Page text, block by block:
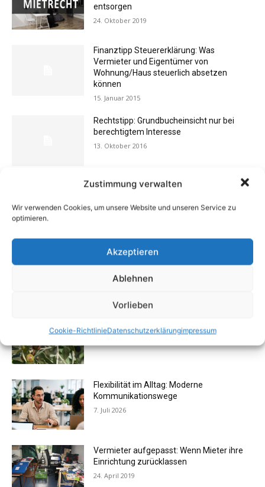
Zustimmung verwalten
Wir verwenden Cookies, um unsere Website und unseren Service zu
optimieren.
Akzeptieren
Ablehnen
Vorlieben
Cookie-RichtlinieDatenschutzerklärungimpressum
entsorgen
24. Oktober 2019
Finanztipp Steuererklärung: Was
Vermieter und Eigentümer von
Wohnung/Haus steuerlich absetzen
können
15. Januar 2015
Rechtstipp: Grundbucheinsicht nur bei
berechtigtem Interesse
13. Oktober 2016
Schlechte Gerüche im Zuhause: Ursachen,
31. Juli 2012
Eigentümergemeinschaft zahlt
Energieausweis
13. Juni 2016
13. Januar 2021
Flexibilität im Alltag: Moderne
Kommunikationswege
7. Juli 2026
Vermieter aufgepasst: Wenn Mieter ihre
Einrichtung zurücklassen
24. April 2019